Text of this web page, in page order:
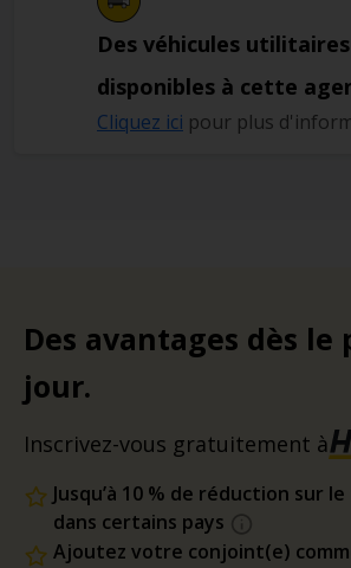
Des véhicules
disponibles à cette
Cliquez ici pour plus
Des avantages dès le
jour.
Inscrivez-vous gratuitement à
Jusqu’à 10 % de réduction sur
dans certains pays
Ajoutez votre conjoint(e)